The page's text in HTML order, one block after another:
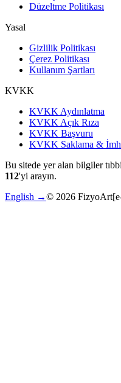
Düzeltme Politikası
Yasal
Gizlilik Politikası
Çerez Politikası
Kullanım Şartları
KVKK
KVKK Aydınlatma
KVKK Açık Rıza
KVKK Başvuru
KVKK Saklama &
Bu sitede yer alan bilgiler
112'yi arayın.
English →© 2026 FizyoArt